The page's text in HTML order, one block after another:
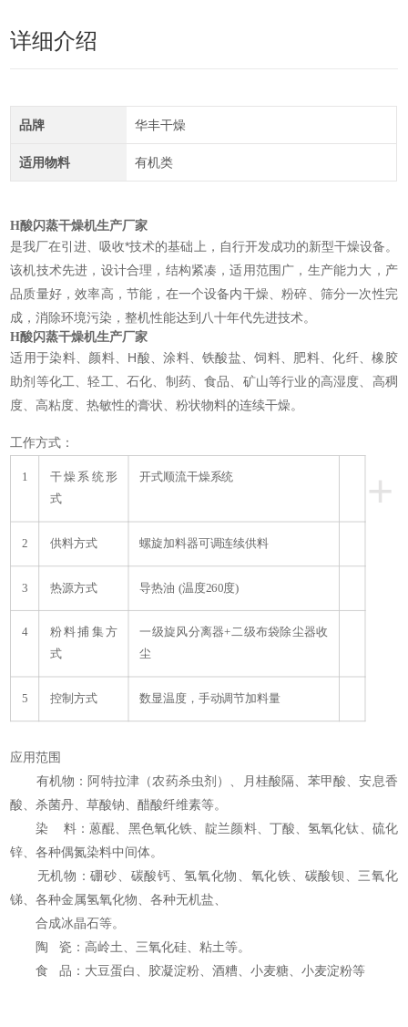
详细介绍
品牌 华丰干燥
适用物料 有机类
H酸闪蒸干燥机生产厂家
是我厂在引进、吸收*技术的基础上，自行开发成功的新型干燥设备。
该机技术先进，设计合理，结构紧凑，适用范围广，生产能力大，产
品质量好，效率高，节能，在一个设备内干燥、粉碎、筛分一次性完
成，消除环境污染，整机性能达到八十年代先进技术。
H酸闪蒸干燥机生产厂家
适用于染料、颜料、H酸、涂料、铁酸盐、饲料、肥料、化纤、橡胶
助剂等化工、轻工、石化、制药、食品、矿山等行业的高湿度、高稠
度、高粘度、热敏性的膏状、粉状物料的连续干燥。
工作方式：
+
1
干燥系统形
式
开式顺流干燥系统
2 供料方式 螺旋加料器可调连续供料
3 热源方式 导热油 (温度260度)
4 粉料捕集方
式
一级旋风分离器+二级布袋除尘器收
尘
5 控制方式 数显温度，手动调节加料量
应用范围
有机物：阿特拉津（农药杀虫剂）、月桂酸隔、苯甲酸、安息香
酸、杀菌丹、草酸钠、醋酸纤维素等。
染 料：蒽醌、黑色氧化铁、靛兰颜料、丁酸、氢氧化钛、硫化
锌、各种偶氮染料中间体。
无机物：硼砂、碳酸钙、氢氧化物、氧化铁、碳酸钡、三氧化
锑、各种金属氢氧化物、各种无机盐、
合成冰晶石等。
陶 瓷：高岭土、三氧化硅、粘土等。
食 品：大豆蛋白、胶凝淀粉、酒糟、小麦糖、小麦淀粉等